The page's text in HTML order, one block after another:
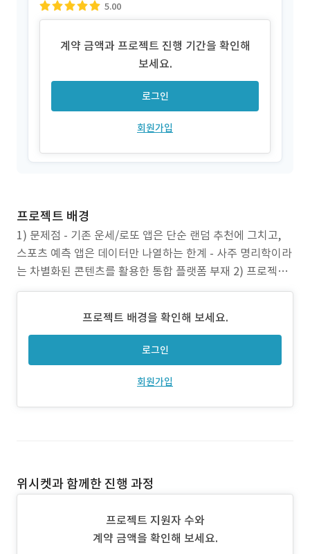
5.00
계약 금액과 프로젝트 진행 기간을 확인해
보세요.
로그인
회원가입
프로젝트 배경
1) 문제점 - 기존 운세/로또 앱은 단순 랜덤 추천에 그치고,
스포츠 예측 앱은 데이터만 나열하는 한계 - 사주 명리학이라
는 차별화된 콘텐츠를 활용한 통합 플랫폼 부재 2) 프로젝트
목표 - 사주 기반 로또 번호 추천·운세·스포츠 분석을 하나로
S/Android 크로스플랫폼 앱 120일 내 출시 3) 주요 과제 -
프로젝트 배경을 확인해 보세요.
로그인
회원가입
위시켓과 함께한 진행 과정
프로젝트 지원자 수와
계약 금액을 확인해 보세요.